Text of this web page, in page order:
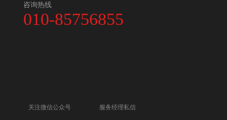
咨询热线
010-85756855
关注微信公众号 服务经理私信